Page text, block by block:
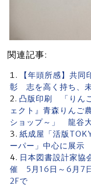
関連記事:
【年頭所感】共
彰 志を高く持ち、
凸版印刷 「りん
ェクト』青森りんご
ショップ～」 龍谷
紙成屋「活版
ーパー」中心に展示
日本図書設計家
催 5月16日～6月7
2Fで